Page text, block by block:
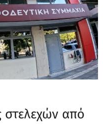
στελεχών από